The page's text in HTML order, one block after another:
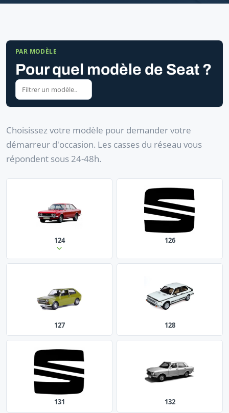
PAR MODÈLE
Pour quel modèle de Seat ?
Choisissez votre modèle pour demander votre
démarreur d'occasion. Les casses du réseau vous
répondent sous 24-48h.
124 126
127 128
131 132